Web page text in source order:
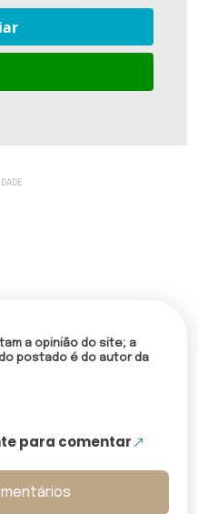
a opinião do site; a
postado é do autor da
para comentar